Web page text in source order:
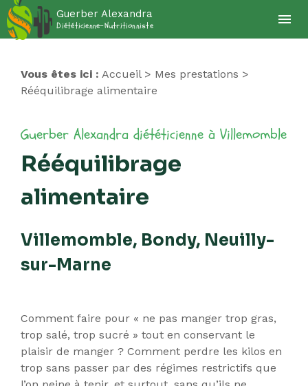
Guerber Alexandra
Diététicienne-Nutritionniste menu
Vous êtes ici : Accueil> Mes prestations >
Rééquilibrage alimentaire
Rééquilibrage
alimentaire
Villemomble, Bondy, Neuilly-
sur-Marne
Comment faire pour « ne pas manger trop gras,
trop salé, trop sucré » tout en conservant le
plaisir de manger ? Comment perdre les kilos en
trop sans passer par des régimes restrictifs que
Panneau de gestion des cookies